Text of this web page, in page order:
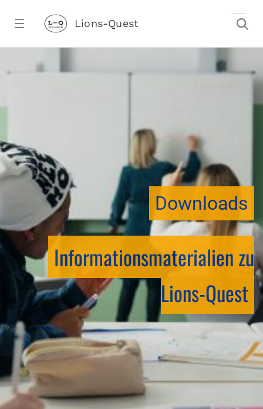
Lions-Quest
Downloads
Informationsmaterialien zu
Lions-Quest